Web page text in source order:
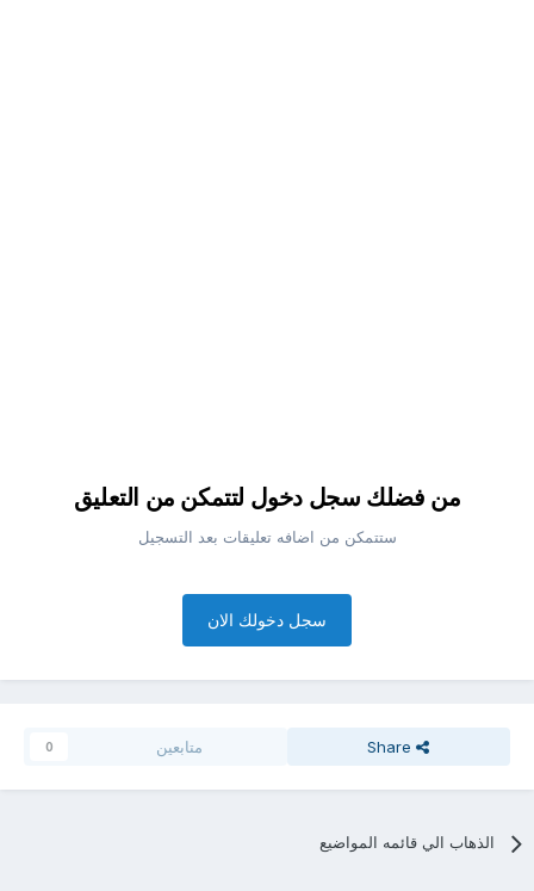
من فضلك سجل دخول لتتمكن من التعليق
ستتمكن من اضافه تعليقات بعد التسجيل
سجل دخولك الان
Share متابعين 0
الذهاب الي قائمه المواضيع